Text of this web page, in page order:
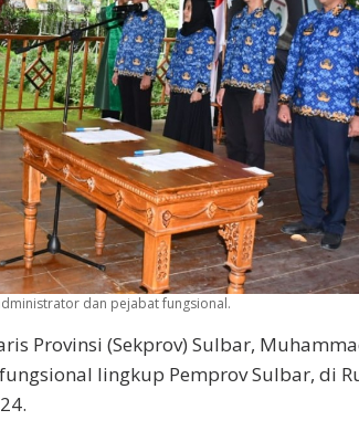
dan pejabat fungsional.
Provinsi (Sekprov) Sulbar,
lingkup Pemprov Sulbar, di